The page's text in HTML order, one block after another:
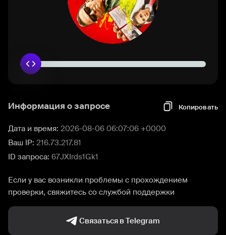
Информация о запросе Копировать
Дата и время: 2026-08-06 06:07:06 +0000
Ваш IP: 216.73.217.81
ID запроса: 67JXIrds1Gk1
Если у вас возникли проблемы с прохождением
проверки, свяжитесь со службой поддержки
Связаться в Telegram